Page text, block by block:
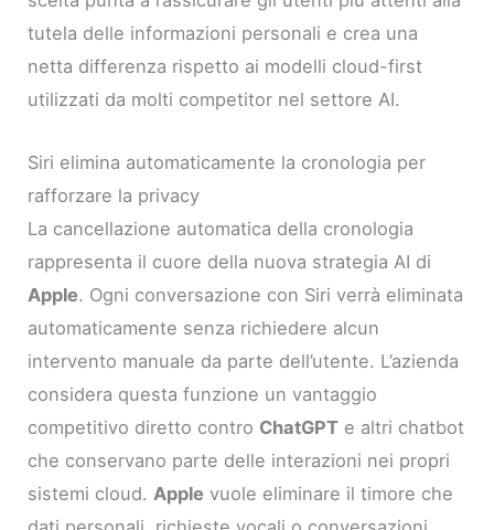
tutela delle informazioni personali e crea una
netta differenza rispetto ai modelli cloud-first
utilizzati da molti competitor nel settore AI.
Siri elimina automaticamente la cronologia per
rafforzare la privacy
La cancellazione automatica della cronologia
rappresenta il cuore della nuova strategia AI di
Apple. Ogni conversazione con Siri verrà eliminata
automaticamente senza richiedere alcun
intervento manuale da parte dell’utente. L’azienda
considera questa funzione un vantaggio
competitivo diretto contro ChatGPT e altri chatbot
che conservano parte delle interazioni nei propri
sistemi cloud. Apple vuole eliminare il timore che